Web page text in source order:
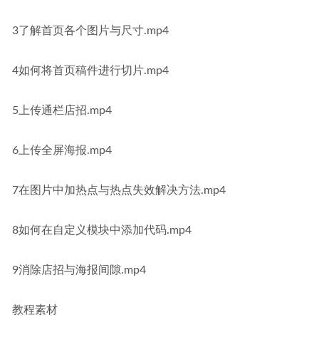
3了解首页各个图片与尺寸.mp4
4如何将首页稿件进行切片.mp4
5上传通栏店招.mp4
6上传全屏海报.mp4
7在图片中加热点与热点失效解决方法.mp4
8如何在自定义模块中添加代码.mp4
9消除店招与海报间隙.mp4
教程素材